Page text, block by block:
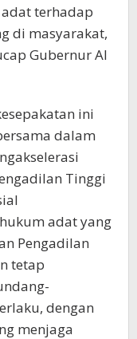
terhadap
di masyarakat,
Gubernur Al
ini
dalam
Tinggi
adat yang
Pengadilan
tetap
dengan
menjaga